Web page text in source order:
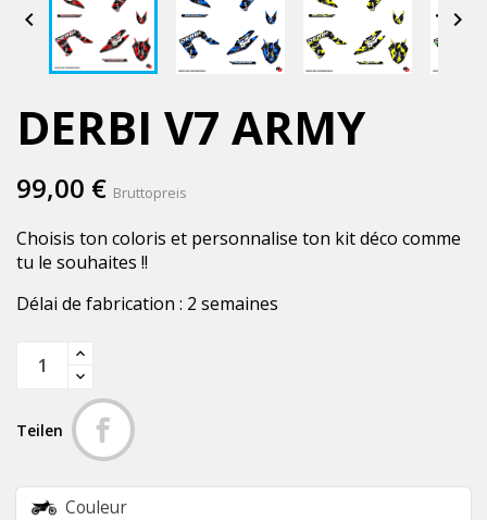
 
DERBI V7 ARMY
99,00 € Bruttopreis
Choisis ton coloris et personnalise ton kit déco comme
tu le souhaites !!
Délai de fabrication : 2 semaines
Teilen
Couleur